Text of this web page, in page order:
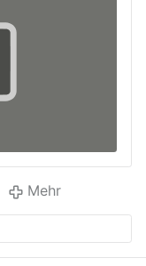
…rlich-
Ihre Dr. Christina
Aber
Mehr